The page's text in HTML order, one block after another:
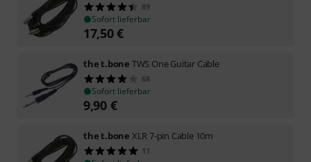
89
Sofort lieferbar
17,50€
the t.bone TWS One Guitar Cable
68
Sofort lieferbar
9,90 €
the t.bone XLR 7-pin Cable 10m
11